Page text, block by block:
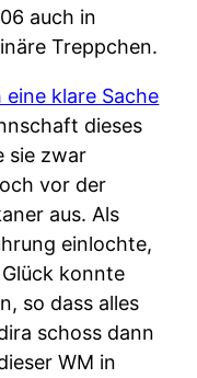
auch in
Treppchen.
klare Sache
dieses
sie zwar
vor der
aus. Als
einlochte,
konnte
so dass alles
schoss dann
WM in